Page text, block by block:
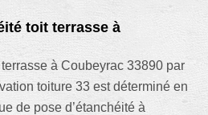
toit terrasse à
à Coubeyrac 33890 par
toiture 33 est déterminé en
de pose d’étanchéité à